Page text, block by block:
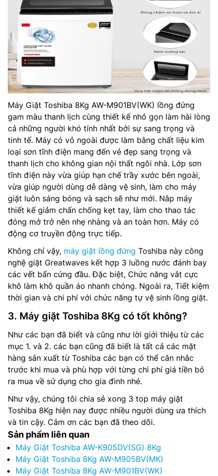
Máy Giặt Toshiba 8Kg AW-M901BV(WK) lồng đứng
gam màu thanh lịch cùng thiết kế nhỏ gọn làm hài lòng
cả những người khó tính nhất bởi sự sang trọng và
tinh tế. Máy có vỏ ngoài được làm bằng chất liệu kim
loại sơn tĩnh điện mang đến vẻ đẹp sang trọng và
thanh lịch cho không gian nội thất ngôi nhà. Lớp sơn
tĩnh điện này vừa giúp hạn chế trầy xước bên ngoài,
vừa giúp người dùng dễ dàng vệ sinh, làm cho máy
giặt luôn sáng bóng và sạch sẽ như mới. Nắp máy
thiết kế giảm chấn chống kẹt tay, làm cho thao tác
đóng mở trở nên nhẹ nhàng và an toàn hơn. Máy có
động cơ truyền động trực tiếp.
Không chỉ vậy, máy giặt lồng đứng Toshiba này công
nghệ giặt Greatwaves kết hợp 3 luồng nước đánh bay
các vết bẩn cứng đầu. Đặc biệt, Chức năng vắt cực
khô làm khô quần áo nhanh chóng. Ngoài ra, Tiết kiệm
thời gian và chi phí với chức năng tự vệ sinh lồng giặt.
3. Máy giặt Toshiba 8Kg có tốt không?
Như các bạn đã biết và cũng như lời giới thiệu từ các
mục 1. và 2. các bạn cũng đã biết là tất cả các mặt
hàng sản xuất từ Toshiba các bạn có thể cân nhắc
trước khi mua và phù hợp với từng chi phí giá tiền bỏ
ra mua về sử dụng cho gia đình nhé.
Như vậy, chúng tôi chia sẻ xong 3 top máy giặt
Toshiba 8Kg hiện nay được nhiều người dùng ưa thích
và tin cậy. Cảm ơn các bạn đã theo dõi.
Sản phẩm liên quan
Máy Giặt Toshiba AW-K905DV(SG) 8Kg
Máy Giặt Toshiba 8Kg AW-M905BV(MK)
Máy Giặt Toshiba 8Kg AW-M901BV(WK)